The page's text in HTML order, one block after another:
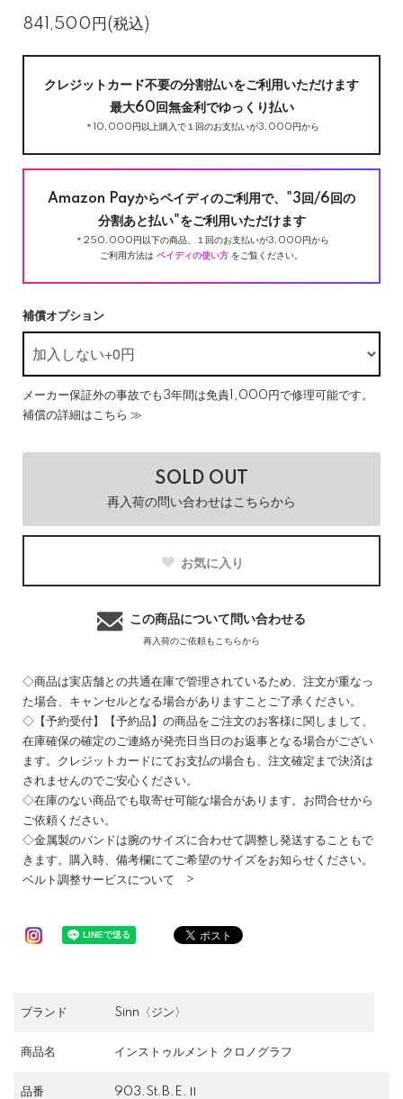
841,500円(税込)
クレジットカード不要の分割払いをご利用いただけます
最大60回無金利でゆっくり払い
＊10,000円以上購入で１回のお支払いが3,000円から
Amazon Payからペイディのご利用で、"3回/6回の
分割あと払い"をご利用いただけます
＊250,000円以下の商品、１回のお支払いが3,000円から
ご利用方法は ペイディの使い方 をご覧ください。
補償オプション
メーカー保証外の事故でも3年間は免責1,000円で修理可能です。
補償の詳細はこちら ≫
SOLD OUT
再入荷の問い合わせはこちらから
お気に入り
この商品について問い合わせる
再入荷のご依頼もこちらから
◇商品は実店舗との共通在庫で管理されているため、注文が重なっ
た場合、キャンセルとなる場合がありますことご了承ください。
◇【予約受付】【予約品】の商品をご注文のお客様に関しまして、
在庫確保の確定のご連絡が発売日当日のお返事となる場合がござい
ます。クレジットカードにてお支払の場合も、注文確定まで決済は
されませんのでご安心ください。
◇在庫のない商品でも取寄せ可能な場合があります。お問合せから
ご依頼ください。
◇金属製のバンドは腕のサイズに合わせて調整し発送することもで
きます。購入時、備考欄にてご希望のサイズをお知らせください。
ベルト調整サービスについて >
ブランド Sinn〈ジン〉
商品名 インストゥルメント クロノグラフ
品番 903.St.B.E.Ⅱ